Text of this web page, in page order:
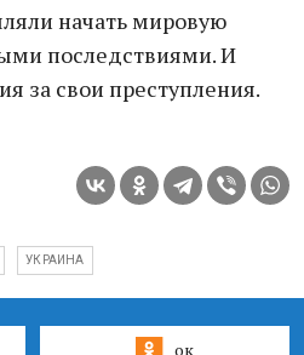
начать мировую
последствиями. И
за свои преступления.
УКРАИНА
ок